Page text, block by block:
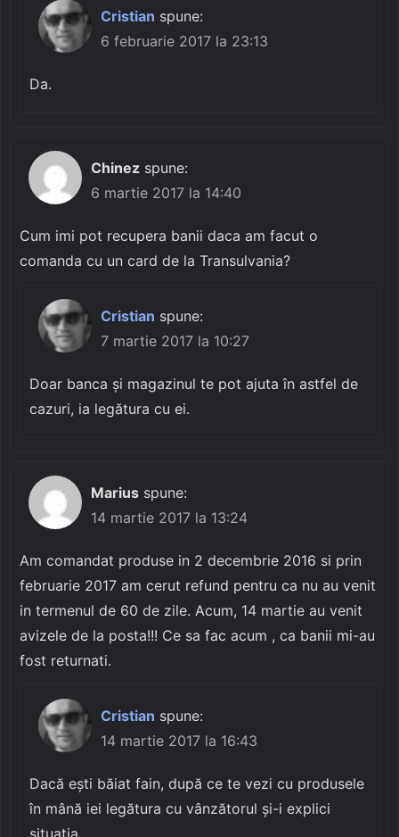
Cristian spune:
6 februarie 2017 la 23:13
Da.
Chinez spune:
6 martie 2017 la 14:40
Cum imi pot recupera banii daca am facut o
comanda cu un card de la Transulvania?
Cristian spune:
7 martie 2017 la 10:27
Doar banca și magazinul te pot ajuta în astfel de
cazuri, ia legătura cu ei.
Marius spune:
14 martie 2017 la 13:24
Am comandat produse in 2 decembrie 2016 si prin
februarie 2017 am cerut refund pentru ca nu au venit
in termenul de 60 de zile. Acum, 14 martie au venit
avizele de la posta!!! Ce sa fac acum , ca banii mi-au
fost returnati.
Cristian spune:
14 martie 2017 la 16:43
Dacă ești băiat fain, după ce te vezi cu produsele
în mână iei legătura cu vânzătorul și-i explici
situația.